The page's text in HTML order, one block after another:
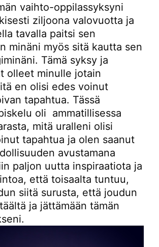
vaihto-oppilassyksyni
ziljoona valovuotta ja
tavalla paitsi sen
minäni myös sitä kautta sen
Tämä syksy ja
olleet minulle jotain
en olisi edes voinut
tapahtua. Tässä
oli ammatillisessa
mitä uralleni olisi
tapahtua ja olen saanut
avustamana
paljon uutta inspiraatiota ja
että toisaalta tuntuu,
siitä surusta, että joudun
ja jättämään tämän